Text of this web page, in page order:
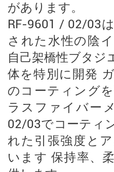
があります。
RF-9601 / 02/03
された水性の陰
自己架橋性ブタジ
体を特別に開発
のコーティング
ラスファイバー
02/03でコーティ
れた引張強度と
います 保持率、